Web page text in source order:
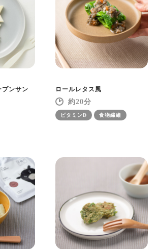
プンサン
ロールレタス風
20
ビタミンD 食物繊維